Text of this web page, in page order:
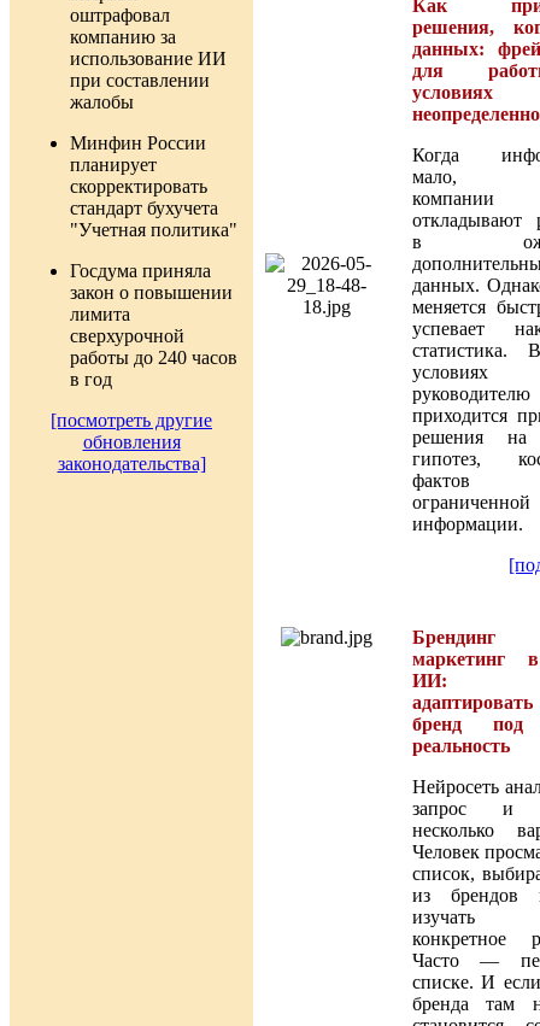
оштрафовал
компанию за
использование ИИ
при составлении
жалобы
Минфин России
планирует
скорректировать
стандарт бухучета
"Учетная политика"
Госдума приняла
закон о повышении
лимита
сверхурочной
работы до 240 часов
в год
[посмотреть другие
обновления
законодательства]
Как
решения,
данных:
для
условиях
Когда
мало,
компании
откладывают
в
данных.
меняется
успевает
статистика.
условиях
руководителю
приходится
решения на
гипотез,
ограниченной
информации.
маркетинг
ИИ:
бренд под
реальность
Нейросеть
запрос и
несколько
Человек
список,
из брендов
конкретное
Часто —
списке. И
бренда там